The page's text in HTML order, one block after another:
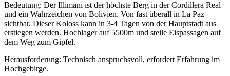
Bedeutung: Der Illimani ist der höchste Berg in der Cordillera Real
und ein Wahrzeichen von Bolivien. Von fast überall in La Paz
sichtbar. Dieser Koloss kann in 3-4 Tagen von der Hauptstadt aus
erstiegen werden. Hochlager auf 5500m und steile Eispassagen auf
dem Weg zum Gipfel.
Herausforderung: Technisch anspruchsvoll, erfordert Erfahrung im
Hochgebirge.